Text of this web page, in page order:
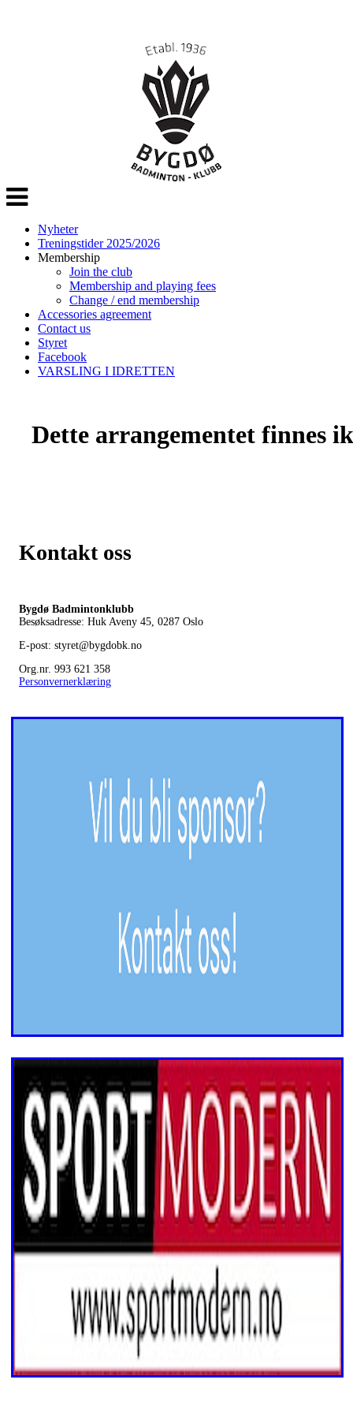
Veksle
navigasjon
Nyheter
Treningstider 2025/2026
Membership
Join the club
Membership and playing fees
Change / end membership
Accessories agreement
Contact us
Styret
Facebook
VARSLING I IDRETTEN
Dette arrangementet finnes
Kontakt oss
Bygdø Badmintonklubb
Besøksadresse: Huk Aveny 45, 0287 Oslo
E-post: styret@bygdobk.no
Org.nr. 993 621 358
Personvernerklæring